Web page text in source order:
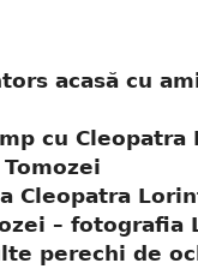
acasă cu
cu Cleopatra
Cleopatra
– fotografia
perechi de